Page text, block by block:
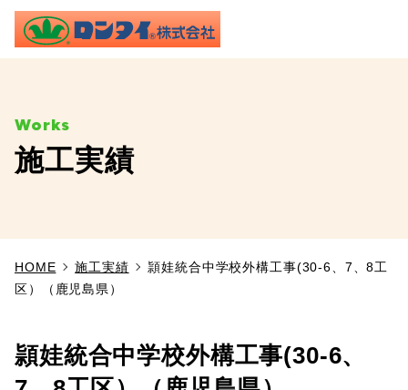
TOP
施工実績
よくあるご質問
施工実績
HOME 施工実績
頴娃統合中学校外構工事(30-6、7、8工
区）（鹿児島県）
頴娃統合中学校外構工事(30-6、